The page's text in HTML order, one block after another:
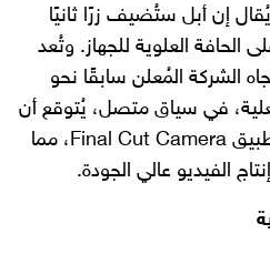
إن أبل ستُضيف زرًا ثانيًا
الحافة العلوية للجهاز. وتُعد
الشركة المُعلن سابقًا نحو
في سياق متصل، يُتوقع أن
تُطلق الشركة تحديثًا كبيرًا لتطبيق Final Cut Camera، مما
الفيديو عالي الجودة.